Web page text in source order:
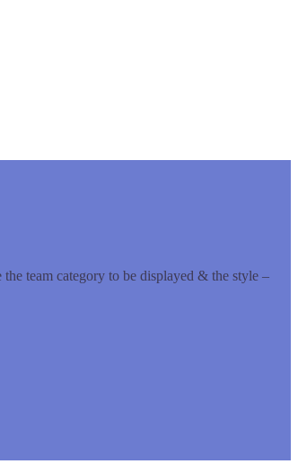
team category to be displayed & the style –